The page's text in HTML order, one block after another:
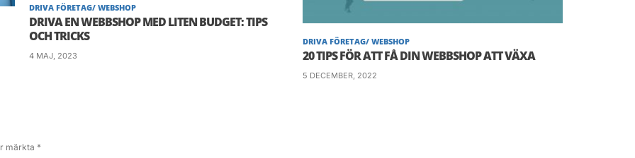
DRIVA FÖRETAG/ WEBSHOP
DRIVA EN WEBBSHOP MED LITEN BUDGET: TIPS
OCH TRICKS
4 MAJ, 2023
DRIVA FÖRETAG/ WEBSHOP
20 TIPS FÖR ATT FÅ DIN WEBBSHOP ATT VÄXA
5 DECEMBER, 2022
märkta *